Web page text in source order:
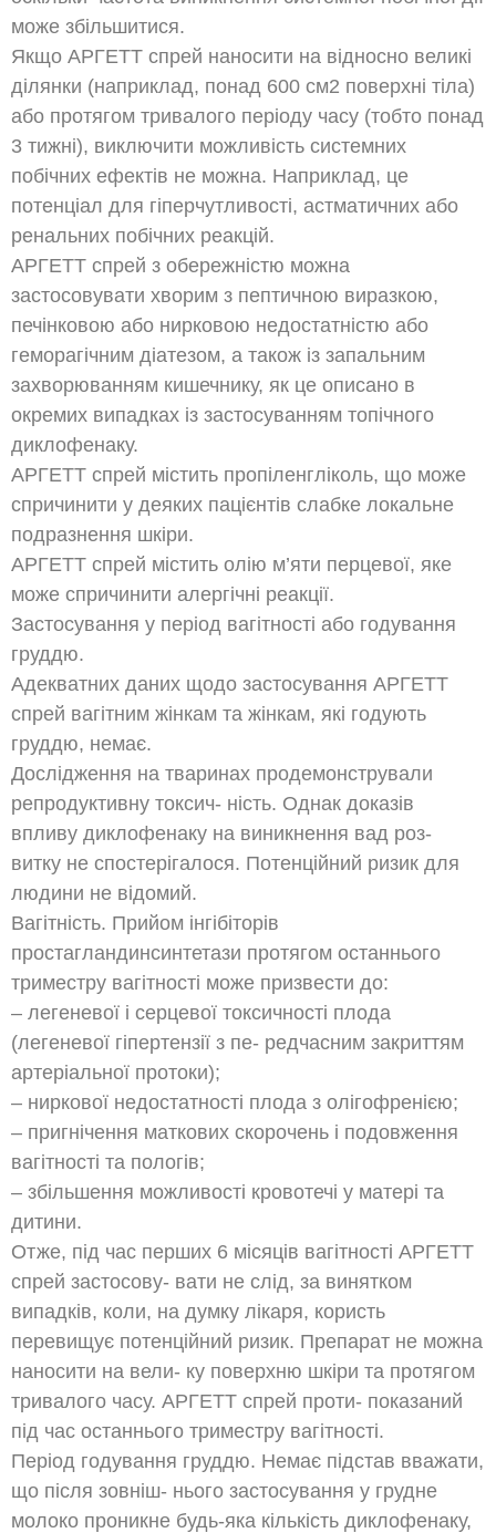
може збільшитися.
Якщо АРГЕТТ спрей наносити на відносно великі
ділянки (наприклад, понад 600 см2 поверхні тіла)
або протягом тривалого періоду часу (тобто понад
3 тижні), виключити можливість системних
побічних ефектів не можна. Наприклад, це
потенціал для гіперчутливості, астматичних або
ренальних побічних реакцій.
АРГЕТТ спрей з обережністю можна
застосовувати хворим з пептичною виразкою,
печінковою або нирковою недостатністю або
геморагічним діатезом, а також із запальним
захворюванням кишечнику, як це описано в
окремих випадках із застосуванням топічного
диклофенаку.
АРГЕТТ спрей містить пропіленгліколь, що може
спричинити у деяких пацієнтів слабке локальне
подразнення шкіри.
АРГЕТТ спрей містить олію м’яти перцевої, яке
може спричинити алергічні реакції.
Застосування у період вагітності або годування
груддю.
Адекватних даних щодо застосування АРГЕТТ
спрей вагітним жінкам та жінкам, які годують
груддю, немає.
Дослідження на тваринах продемонстрували
репродуктивну токсич- ність. Однак доказів
впливу диклофенаку на виникнення вад роз-
витку не спостерігалося. Потенційний ризик для
людини не відомий.
Вагітність. Прийом інгібіторів
простагландинсинтетази протягом останнього
триместру вагітності може призвести до:
– легеневої і серцевої токсичності плода
(легеневої гіпертензії з пе- редчасним закриттям
артеріальної протоки);
– ниркової недостатності плода з олігофренією;
– пригнічення маткових скорочень і подовження
вагітності та пологів;
– збільшення можливості кровотечі у матері та
дитини.
Отже, під час перших 6 місяців вагітності АРГЕТТ
спрей застосову- вати не слід, за винятком
випадків, коли, на думку лікаря, користь
перевищує потенційний ризик. Препарат не можна
наносити на вели- ку поверхню шкіри та протягом
тривалого часу. АРГЕТТ спрей проти- показаний
під час останнього триместру вагітності.
Період годування груддю. Немає підстав вважати,
що після зовніш- нього застосування у грудне
молоко проникне будь-яка кількість диклофенаку,